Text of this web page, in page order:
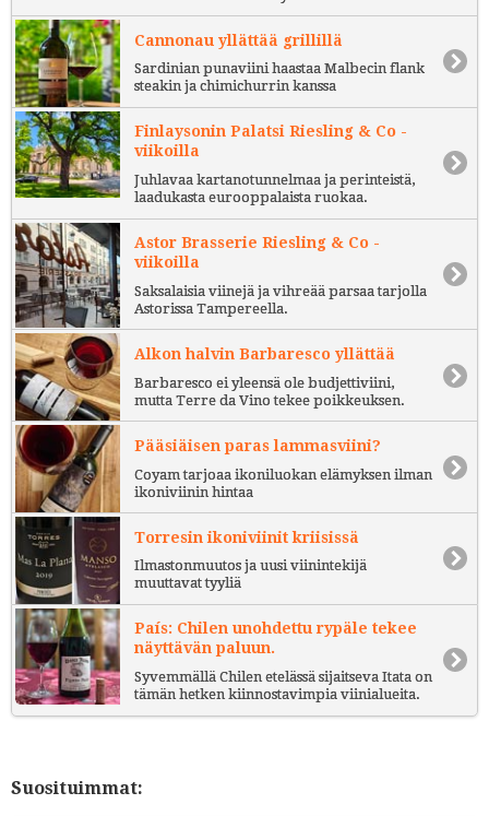
Cannonau yllättää grillillä
Sardinian punaviini haastaa Malbecin flank
steakin ja chimichurrin kanssa
Finlaysonin Palatsi Riesling & Co -
viikoilla
Juhlavaa kartanotunnelmaa ja perinteistä,
laadukasta eurooppalaista ruokaa.
Astor Brasserie Riesling & Co -
viikoilla
Saksalaisia viinejä ja vihreää parsaa tarjolla
Astorissa Tampereella.
Alkon halvin Barbaresco yllättää
Barbaresco ei yleensä ole budjettiviini,
mutta Terre da Vino tekee poikkeuksen.
Pääsiäisen paras lammasviini?
Coyam tarjoaa ikoniluokan elämyksen ilman
ikoniviinin hintaa
Torresin ikoniviinit kriisissä
Ilmastonmuutos ja uusi viinintekijä
muuttavat tyyliä
País: Chilen unohdettu rypäle tekee
näyttävän paluun.
Syvemmällä Chilen etelässä sijaitseva Itata on
tämän hetken kiinnostavimpia viinialueita.
Suosituimmat: